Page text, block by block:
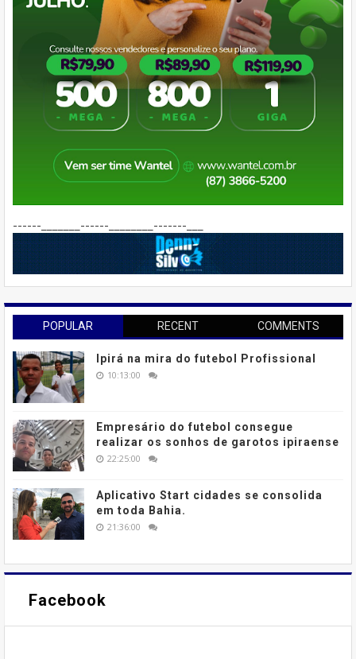
------_______------________-------___
POPULAR RECENT COMMENTS
Ipirá na mira do futebol Profissional
10:13:00
Empresário do futebol consegue
realizar os sonhos de garotos ipiraense
22:25:00
Aplicativo Start cidades se consolida
em toda Bahia.
21:36:00
Facebook